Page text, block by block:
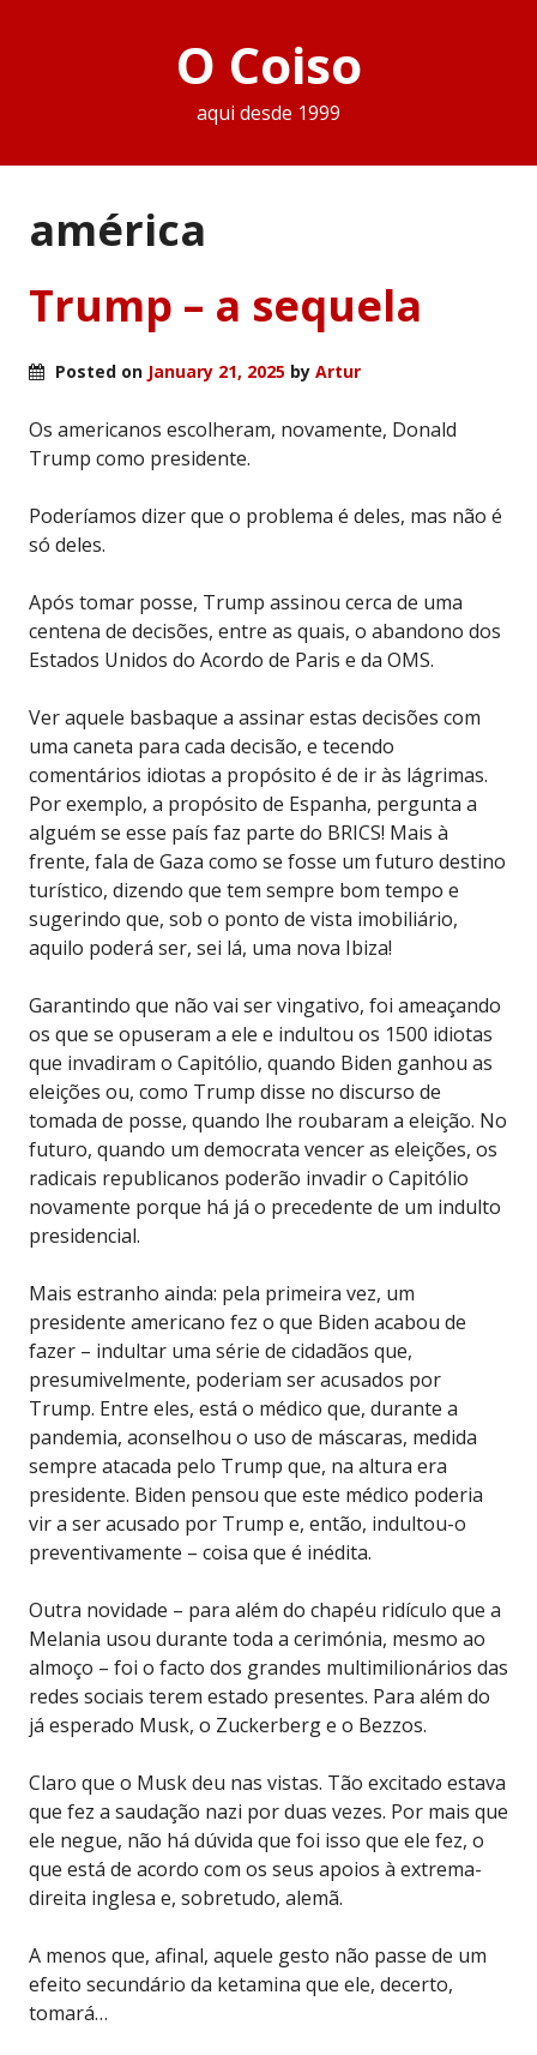
O Coiso
aqui desde 1999
américa
Trump – a sequela
Posted on January 21, 2025 by Artur
Os americanos escolheram, novamente, Donald
Trump como presidente.
Poderíamos dizer que o problema é deles, mas não é
só deles.
Após tomar posse, Trump assinou cerca de uma
centena de decisões, entre as quais, o abandono dos
Estados Unidos do Acordo de Paris e da OMS.
Ver aquele basbaque a assinar estas decisões com
uma caneta para cada decisão, e tecendo
comentários idiotas a propósito é de ir às lágrimas.
Por exemplo, a propósito de Espanha, pergunta a
alguém se esse país faz parte do BRICS! Mais à
frente, fala de Gaza como se fosse um futuro destino
turístico, dizendo que tem sempre bom tempo e
sugerindo que, sob o ponto de vista imobiliário,
aquilo poderá ser, sei lá, uma nova Ibiza!
Garantindo que não vai ser vingativo, foi ameaçando
os que se opuseram a ele e indultou os 1500 idiotas
que invadiram o Capitólio, quando Biden ganhou as
eleições ou, como Trump disse no discurso de
tomada de posse, quando lhe roubaram a eleição. No
futuro, quando um democrata vencer as eleições, os
radicais republicanos poderão invadir o Capitólio
novamente porque há já o precedente de um indulto
presidencial.
Mais estranho ainda: pela primeira vez, um
presidente americano fez o que Biden acabou de
fazer – indultar uma série de cidadãos que,
presumivelmente, poderiam ser acusados por
Trump. Entre eles, está o médico que, durante a
pandemia, aconselhou o uso de máscaras, medida
sempre atacada pelo Trump que, na altura era
presidente. Biden pensou que este médico poderia
vir a ser acusado por Trump e, então, indultou-o
preventivamente – coisa que é inédita.
Outra novidade – para além do chapéu ridículo que a
Melania usou durante toda a cerimónia, mesmo ao
almoço – foi o facto dos grandes multimilionários das
redes sociais terem estado presentes. Para além do
já esperado Musk, o Zuckerberg e o Bezzos.
Claro que o Musk deu nas vistas. Tão excitado estava
que fez a saudação nazi por duas vezes. Por mais que
ele negue, não há dúvida que foi isso que ele fez, o
que está de acordo com os seus apoios à extrema-
direita inglesa e, sobretudo, alemã.
A menos que, afinal, aquele gesto não passe de um
efeito secundário da ketamina que ele, decerto,
tomará…